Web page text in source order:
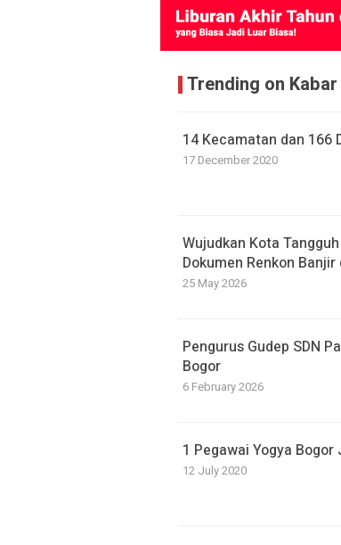
Trending on
14 Kecamatan dan 166
17 December 2020
​Wujudkan Kota
Dokumen Renkon
25 May 2026
Pengurus Gudep SDN
Bogor
6 February 2026
1 Pegawai Yogya
12 July 2020